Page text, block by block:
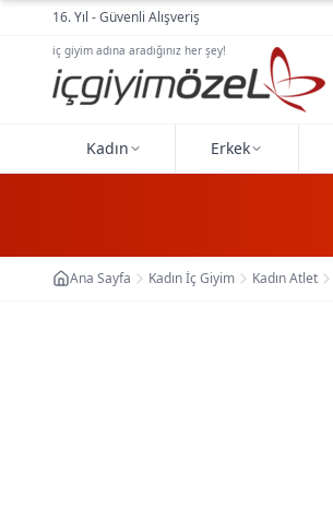
Ana içeriğe geç16. Yıl - Güvenli Alışveriş
iç giyim adına aradığınız her şey!
Kadın Erkek
Ana Sayfa Kadın İç Giyim Kadın Atlet